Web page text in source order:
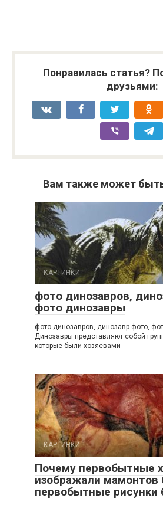
Понравилась статья?
друзьями:
Вам также может
КАРТИНКИ
фото динозавров,
фото динозавры
фото динозавров, динозавр фото,
Динозавры представляют собой
которые были хозяевами
КАРТИНКИ
Почему первобытные
изображали мамонтов
первобытные рисунки